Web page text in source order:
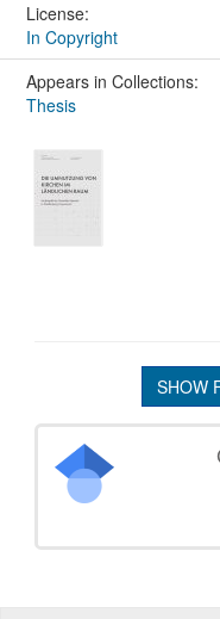
License:
In Copyright
Appears in Collections:
Thesis
SHOW